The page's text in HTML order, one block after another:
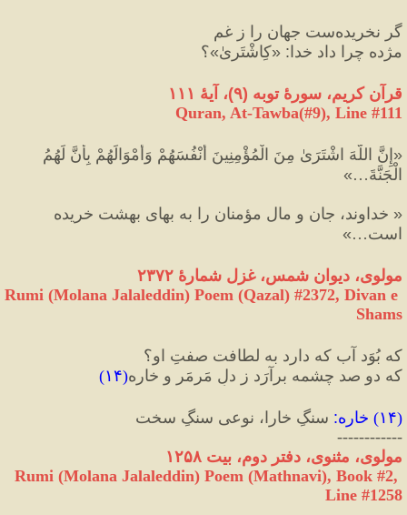
گر نخریده‌ست جهان را ز غم
مژده چرا داد خدا:
«کِاشْتَریٰ»؟
قرآن کریم، سورهٔ توبه (۹)، آیهٔ ۱۱۱
Quran, At-Tawba(#9), Line #111
«
الْجَنَّةَ…»
«
است…»
مولوی، دیوان شمس، غزل شمارهٔ ۲۳۷۲
Rumi (Molana Jalaleddin) Poem (Qazal) #2372, Divan e
Shams
که بُوَد آب که دارد به لطافت صفتِ او؟
که دو صد چشمه برآرَد ز دلِ مَرمَر و خاره(۱۴)
(۱۴) خاره: سنگِ خارا، نوعی سنگِ سخت
------------
مولوی، مثنوی، دفتر دوم، بیت ۱۲۵۸
Rumi (Molana Jalaleddin) Poem (Mathnavi), Book #2,
Line #1258